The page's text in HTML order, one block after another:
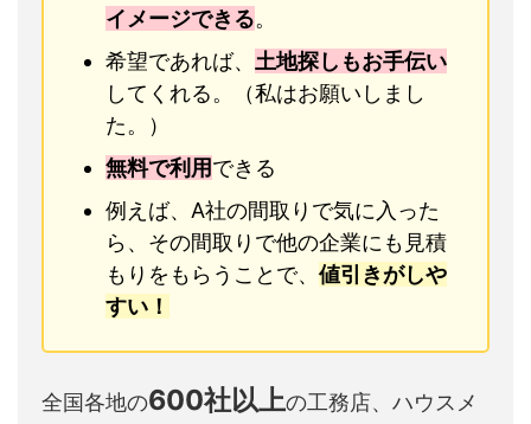
イメージできる。
希望であれば、 土地探しもお手伝い
してくれる。（私はお願いしまし
た。）
無料で利用できる
例えば、A社の間取りで気に入った
ら、その間取りで他の企業にも見積
もりをもらうことで、 値引きがしや
すい！
全国各地の600社以上の工務店、ハウスメ